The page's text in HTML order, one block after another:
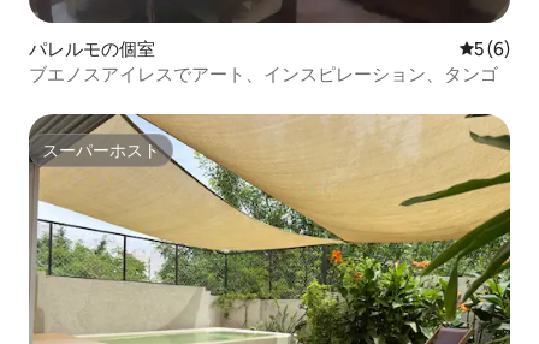
パレルモの個室 レビュー
5 (6)
ブエノスアイレスでアート、インスピレーション、タンゴ
スーパーホスト
スーパーホスト